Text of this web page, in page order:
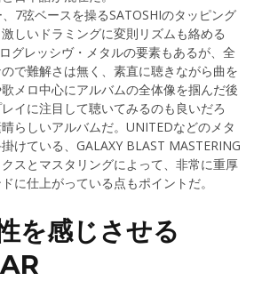
7弦ベースを操るSATOSHIのタッピング
しいドラミングに変則リズムも絡める
グレッシヴ・メタルの要素もあるが、全
で難解さは無く、素直に聴きながら曲を
メロ中心にアルバムの全体像を掴んだ後
イに注目して聴いてみるのも良いだろ
らしいアルバムだ。UNITEDなどのメタ
けている、GALAXY BLAST MASTERING
スとマスタリングによって、非常に重厚
に仕上がっている点もポイントだ。
を感じさせる